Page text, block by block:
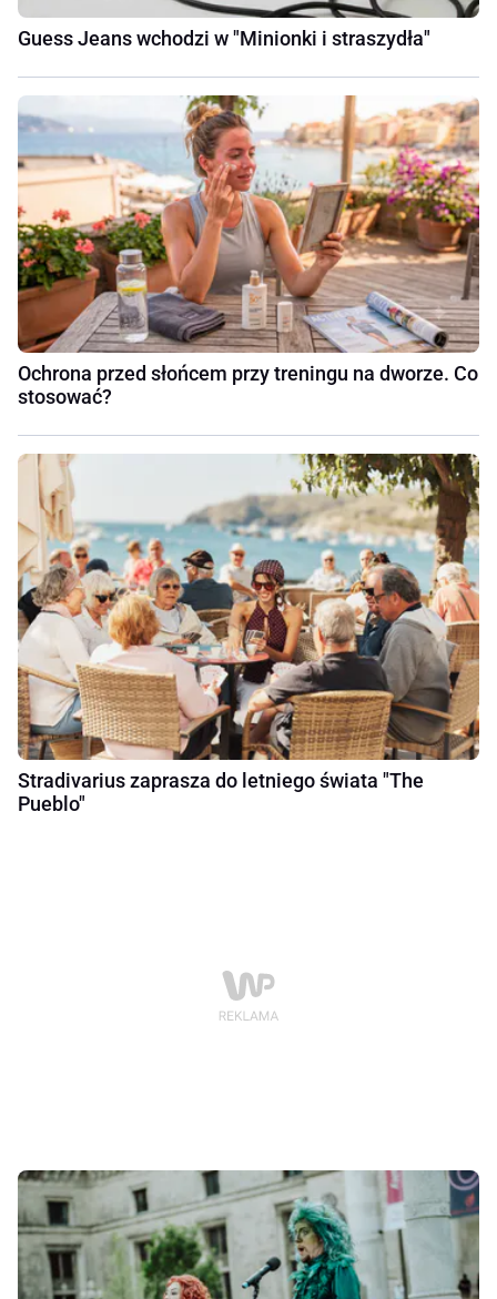
Guess Jeans wchodzi w "Minionki i straszydła"
Ochrona przed słońcem przy treningu na dworze. Co
stosować?
Stradivarius zaprasza do letniego świata "The
Pueblo"